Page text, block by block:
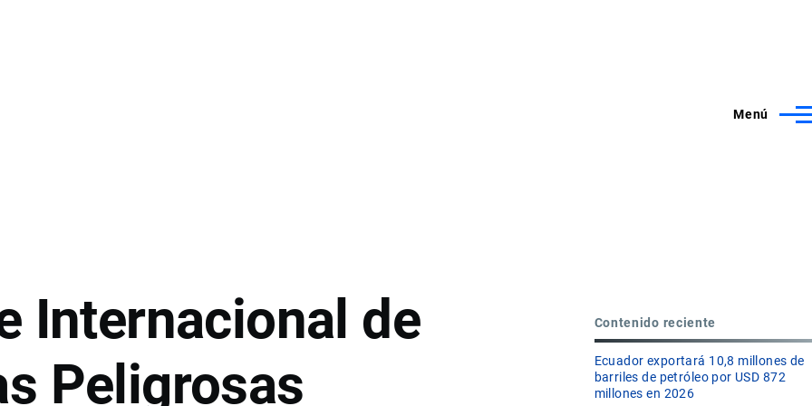
Menú
Internacional de
Peligrosas
Contenido reciente
Ecuador exportará 10,8 millones de
barriles de petróleo por USD 872
millones en 2026